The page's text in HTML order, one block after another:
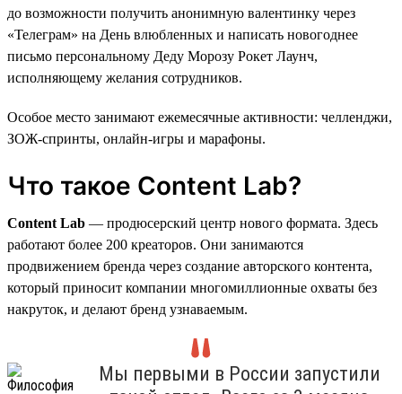
до возможности получить анонимную валентинку через
«Телеграм» на День влюбленных и написать новогоднее
письмо персональному Деду Морозу Рокет Лаунч,
исполняющему желания сотрудников.
Особое место занимают ежемесячные активности: челленджи,
ЗОЖ-спринты, онлайн-игры и марафоны.
Что такое Content Lab?
Content Lab — продюсерский центр нового формата. Здесь
работают более 200 креаторов. Они занимаются
продвижением бренда через создание авторского контента,
который приносит компании многомиллионные охваты без
накруток, и делают бренд узнаваемым.
Мы первыми в России запустили